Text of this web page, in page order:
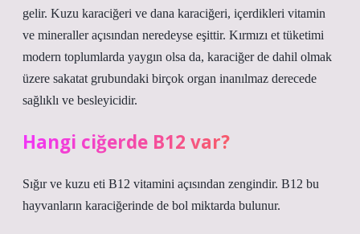
gelir. Kuzu karaciğeri ve dana karaciğeri, içerdikleri vitamin
ve mineraller açısından neredeyse eşittir. Kırmızı et tüketimi
modern toplumlarda yaygın olsa da, karaciğer de dahil olmak
üzere sakatat grubundaki birçok organ inanılmaz derecede
sağlıklı ve besleyicidir.
Hangi ciğerde B12 var?
Sığır ve kuzu eti B12 vitamini açısından zengindir. B12 bu
hayvanların karaciğerinde de bol miktarda bulunur.